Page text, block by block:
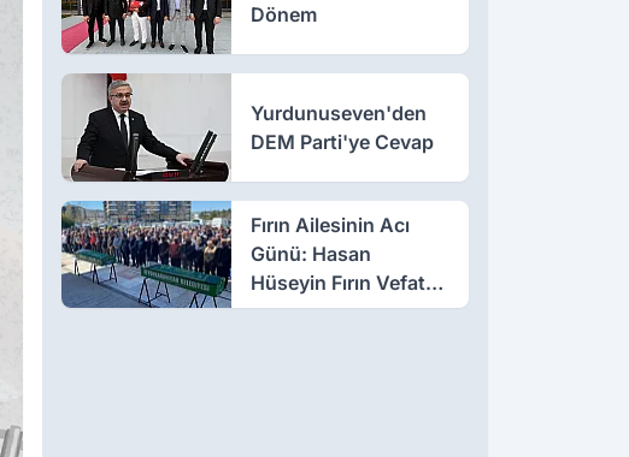
Dönem
Yurdunuseven'den
DEM Parti'ye Cevap
Fırın Ailesinin Acı
Günü: Hasan
Hüseyin Fırın Vefat
Etti